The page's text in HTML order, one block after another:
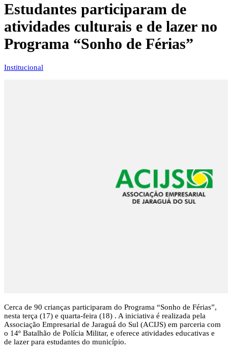
Estudantes participaram de
atividades culturais e de lazer no
Programa “Sonho de Férias”
Institucional
Cerca de 90 crianças participaram do Programa “Sonho de Férias”,
nesta terça (17) e quarta-feira (18) . A iniciativa é realizada pela
Associação Empresarial de Jaraguá do Sul (ACIJS) em parceria com
o 14º Batalhão de Polícia Militar, e oferece atividades educativas e
de lazer para estudantes do município.